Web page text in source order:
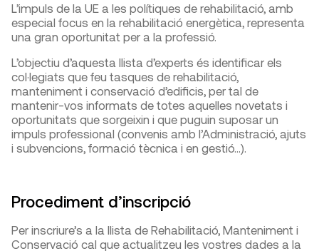
L’impuls de la UE a les polítiques de rehabilitació, amb
especial focus en la rehabilitació energètica, representa
una gran oportunitat per a la professió.
L’objectiu d’aquesta llista d’experts és identificar els
col·legiats que feu tasques de rehabilitació,
manteniment i conservació d’edificis, per tal de
mantenir-vos informats de totes aquelles novetats i
oportunitats que sorgeixin i que puguin suposar un
impuls professional (convenis amb l’Administració, ajuts
i subvencions, formació tècnica i en gestió…).
Procediment d’inscripció
Per inscriure’s a la llista de Rehabilitació, Manteniment i
Conservació cal que actualitzeu les vostres dades a la